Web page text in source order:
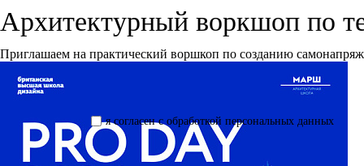
я согласен с обработкой персональных данных
Архитектурный воркшоп по
Приглашаем на практический воршкоп по созданию